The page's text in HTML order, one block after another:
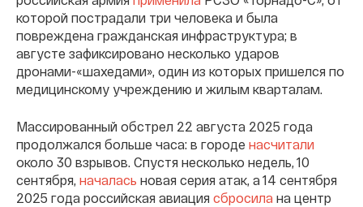
которой пострадали три человека и была
повреждена гражданская инфраструктура; в
августе зафиксировано несколько ударов
дронами-«шахедами», один из которых пришелся по
медицинскому учреждению и жилым кварталам.
Массированный обстрел 22 августа 2025 года
продолжался больше часа: в городе насчитали
около 30 взрывов. Спустя несколько недель, 10
сентября, началась новая серия атак, а 14 сентября
2025 года российская авиация сбросила на центр